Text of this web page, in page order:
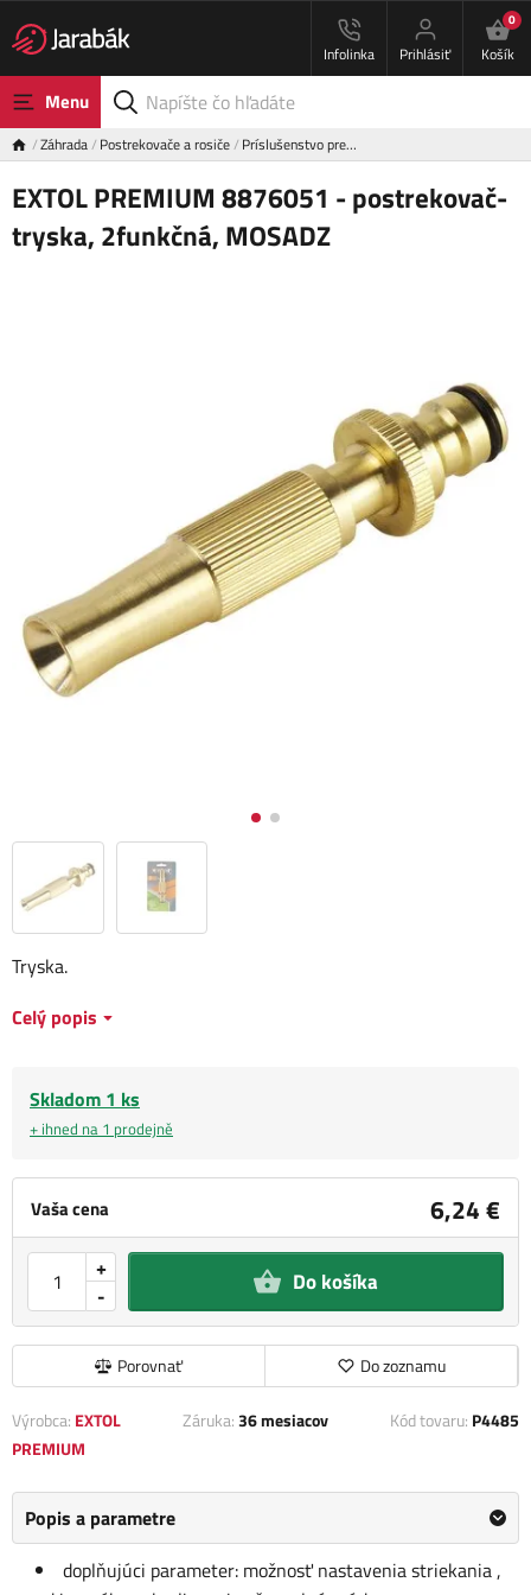
Infolinka Prihlásiť
0
Košík
Menu
Záhrada Postrekovače a rosiče Príslušenstvo pre…
EXTOL PREMIUM 8876051 - postrekovač-
tryska, 2funkčná, MOSADZ
Vaša cena 6,24 €
-
+ Do košíka
Porovnať Do zoznamu
Tryska.
Celý popis
Skladom 1 ks
+ ihned na 1 prodejně
Výrobca: EXTOL
PREMIUM
Záruka:36 mesiacov Kód tovaru: P4485
Popis a parametre
doplňujúci parameter: možnosť nastavenia striekania ,